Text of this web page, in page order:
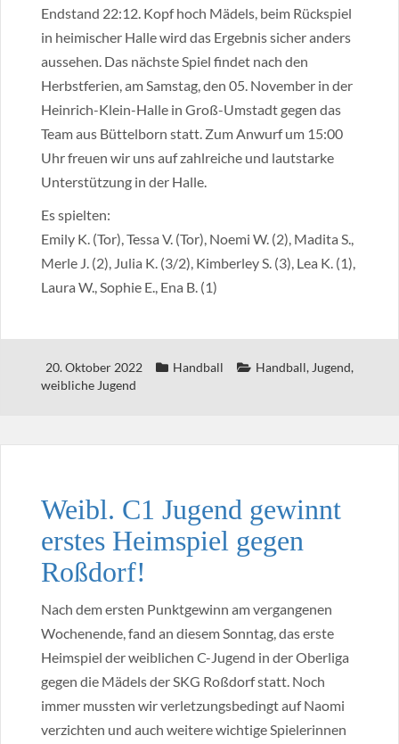
Endstand 22:12. Kopf hoch Mädels, beim Rückspiel
in heimischer Halle wird das Ergebnis sicher anders
aussehen. Das nächste Spiel findet nach den
Herbstferien, am Samstag, den 05. November in der
Heinrich-Klein-Halle in Groß-Umstadt gegen das
Team aus Büttelborn statt. Zum Anwurf um 15:00
Uhr freuen wir uns auf zahlreiche und lautstarke
Unterstützung in der Halle.
Es spielten:
Emily K. (Tor), Tessa V. (Tor), Noemi W. (2), Madita S.,
Merle J. (2), Julia K. (3/2), Kimberley S. (3), Lea K. (1),
Laura W., Sophie E., Ena B. (1)
20. Oktober 2022 Handball Handball, Jugend,
weibliche Jugend
Weibl. C1 Jugend gewinnt
erstes Heimspiel gegen
Roßdorf!
Nach dem ersten Punktgewinn am vergangenen
Wochenende, fand an diesem Sonntag, das erste
Heimspiel der weiblichen C-Jugend in der Oberliga
gegen die Mädels der SKG Roßdorf statt. Noch
immer mussten wir verletzungsbedingt auf Naomi
verzichten und auch weitere wichtige Spielerinnen